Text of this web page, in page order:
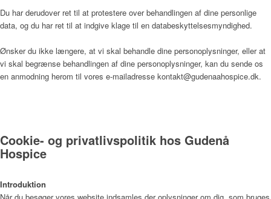
Frivilligkoordinator
Bliv frivillig
Du har derudover ret til at protestere over behandlingen af dine personlige
data, og du har ret til at indgive klage til en databeskyttelsesmyndighed.
Ønsker du ikke længere, at vi skal behandle dine personoplysninger, eller at
vi skal begrænse behandlingen af dine personoplysninger, kan du sende os
en anmodning herom til vores e-mailadresse kontakt@gudenaahospice.dk.
Cookie- og privatlivspolitik hos Gudenå
Hospice
Introduktion